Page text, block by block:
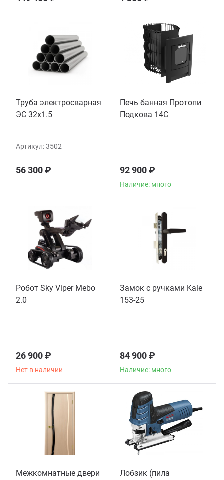
Труба электросварная
ЭС 32x1.5
Артикул:3502
56 300 ₽
Печь банная Протопи
Подкова 14С
92 900 ₽
Наличие: много
Робот Sky Viper Mebo
2.0
26 900 ₽
Нет в наличии
Замок с ручками Kale
153-25
84 900 ₽
Наличие: много
Межкомнатные двери
Лобзик (пила